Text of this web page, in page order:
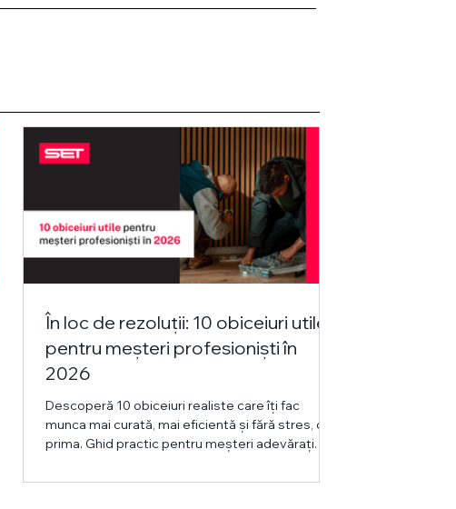
În loc de rezoluții: 10 obiceiuri utile
pentru meșteri profesioniști în
2026
Descoperă 10 obiceiuri realiste care îți fac
munca mai curată, mai eficientă și fără stres, din
prima. Ghid practic pentru meșteri adevărați.